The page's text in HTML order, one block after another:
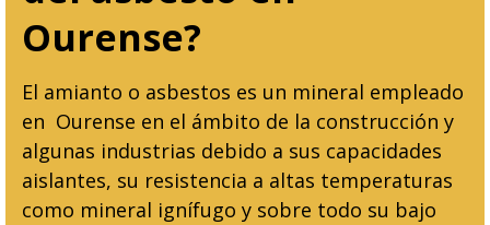
Ourense?
El amianto o asbestos es un mineral empleado
en Ourense en el ámbito de la construcción y
algunas industrias debido a sus capacidades
aislantes, su resistencia a altas temperaturas
como mineral ignífugo y sobre todo su bajo